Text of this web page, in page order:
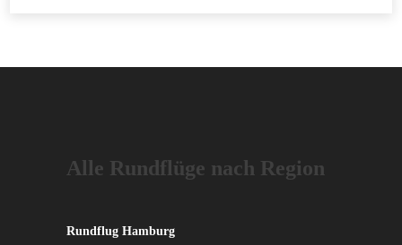
weist
Alle Rundflüge nach Region
Rundflug Hamburg